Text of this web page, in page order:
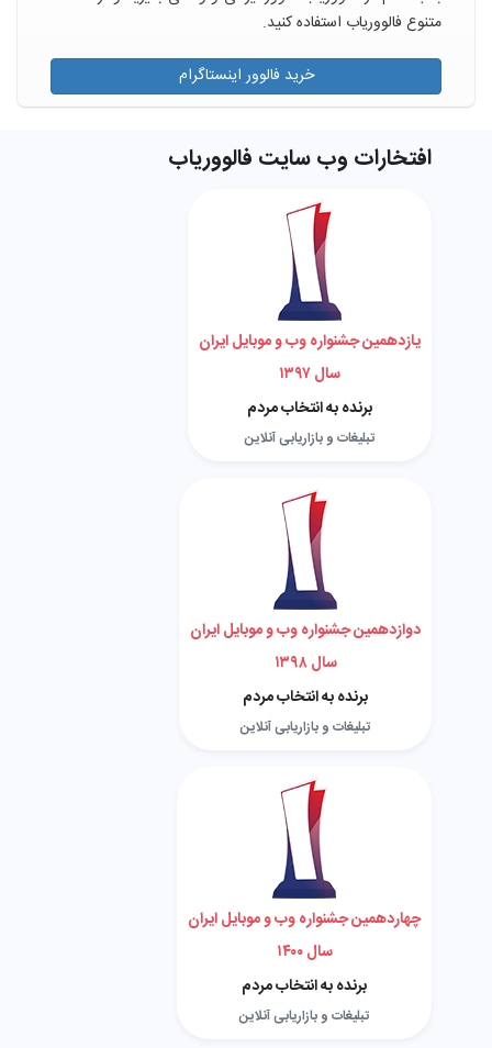
متنوع فالووریاب استفاده کنید.
خرید فالوور اینستاگرام
افتخارات وب سایت فالووریاب
یازدهمین جشنواره وب و موبایل ایران
سال ۱۳۹۷
برنده به انتخاب مردم
تبلیغات و بازاریابی آنلاین
دوازدهمین جشنواره وب و موبایل ایران
سال ۱۳۹۸
برنده به انتخاب مردم
تبلیغات و بازاریابی آنلاین
چهاردهمین جشنواره وب و موبایل ایران
سال ۱۴۰۰
برنده به انتخاب مردم
تبلیغات و بازاریابی آنلاین